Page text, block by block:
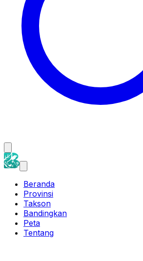
Beranda
Provinsi
Takson
Bandingkan
Peta
Tentang